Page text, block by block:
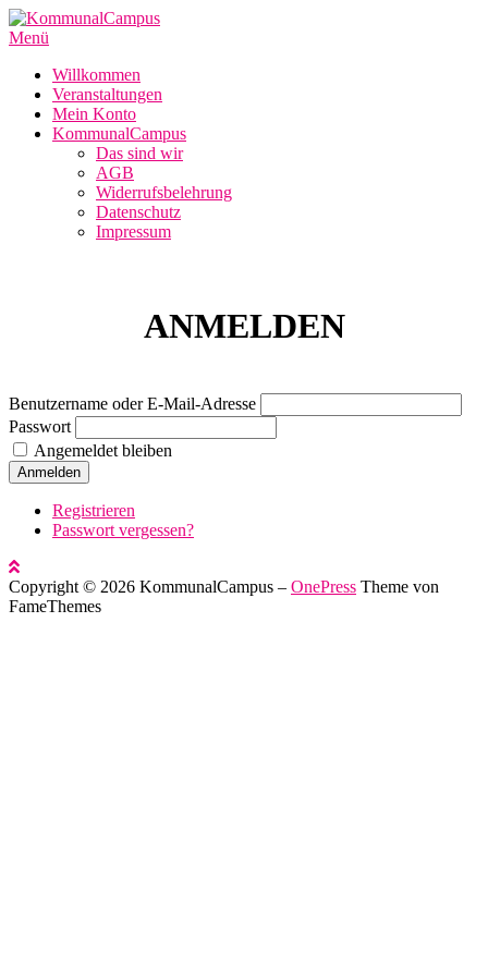
Zum
Inhalt
Menü
Willkommen
Veranstaltungen
Mein Konto
KommunalCampus
Das sind wir
AGB
Widerrufsbelehrung
Datenschutz
Impressum
ANMELDEN
Benutzername oder E-Mail-Adresse
Passwort
Angemeldet bleiben
Anmelden
Registrieren
Passwort vergessen?
Copyright © 2026 KommunalCampus – OnePress Theme von
FameThemes